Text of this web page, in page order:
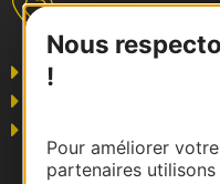
Nous
!
Pour améliorer
partenaires
Nous contacter